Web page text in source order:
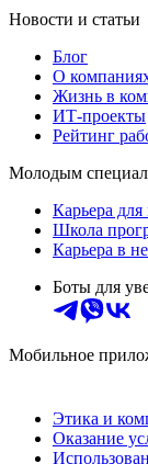
Новости и статьи
Блог
О
Жизнь в
ИТ-проекты
Рейтинг
Молодым
Карьера
Школа
Карьера в
Боты для
Мобильное
Этика и
Оказание